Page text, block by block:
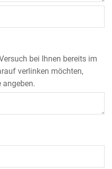
bei Ihnen bereits im
verlinken möchten,
angeben.